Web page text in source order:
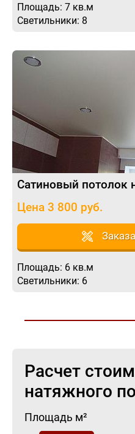
Площадь: 7 кв.м
Светильники: 8
Сатиновый потолок
Цена 3 800 руб.
Площадь: 6 кв.м
Светильники: 6
Расчет
натяжного
Площадь м²